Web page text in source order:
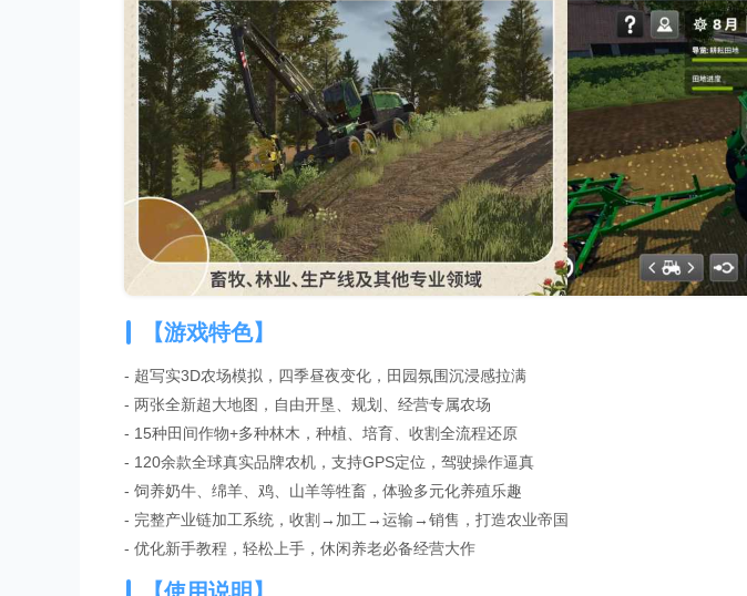
【游戏特色】
- 超写实3D农场模拟，四季昼夜变化，田园氛围沉浸感拉满
- 两张全新超大地图，自由开垦、规划、经营专属农场
- 15种田间作物+多种林木，种植、培育、收割全流程还原
- 120余款全球真实品牌农机，支持GPS定位，驾驶操作逼真
- 饲养奶牛、绵羊、鸡、山羊等牲畜，体验多元化养殖乐趣
- 完整产业链加工系统，收割→加工→运输→销售，打造农业帝国
- 优化新手教程，轻松上手，休闲养老必备经营大作